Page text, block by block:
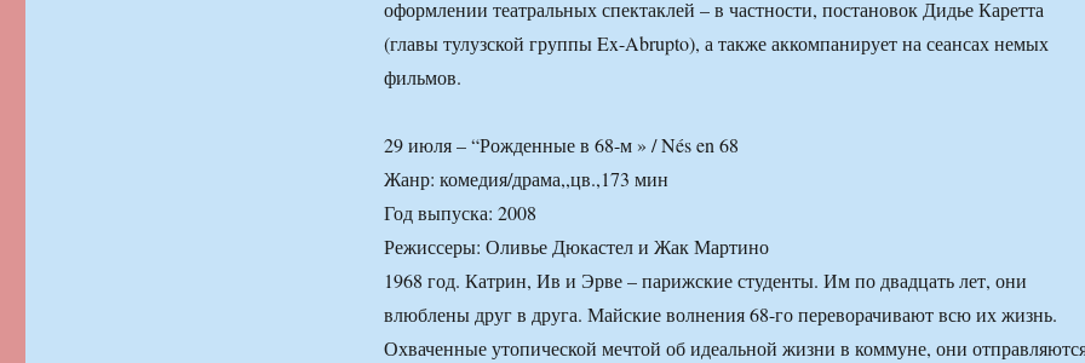
оформлении театральных спектаклей – в частности, постановок Дидье Каретта
(главы тулузской группы Ex-Abrupto), а также аккомпанирует на сеансах немых
фильмов.
29 июля – “Рожденные в 68-м » / Nés en 68
Жанр: комедия/драма,,цв.,173 мин
Год выпуска: 2008
Режиссеры: Оливье Дюкастел и Жак Мартино
1968 год. Катрин, Ив и Эрве – парижские студенты. Им по двадцать лет, они
влюблены друг в друга. Майские волнения 68-го переворачивают всю их жизнь.
Охваченные утопической мечтой об идеальной жизни в коммуне, они